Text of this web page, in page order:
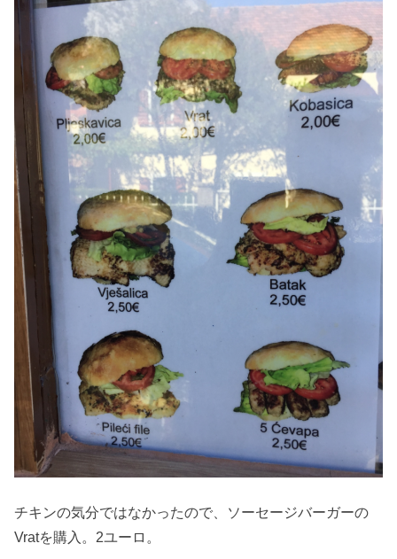
チキンの気分ではなかったので、ソーセージバーガーの
Vratを購入。2ユーロ。